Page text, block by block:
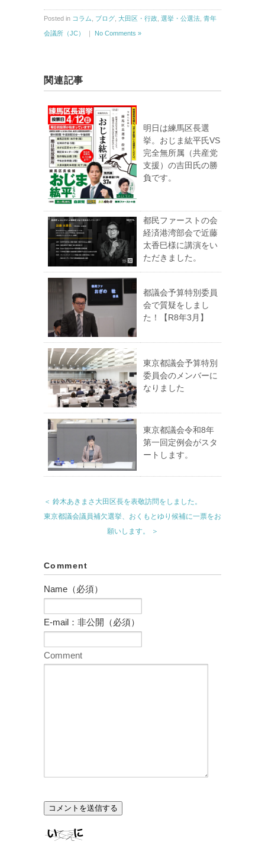
Posted in コラム ブログ 大田区・行政 選挙・公選法 青年
会議所（JC） ｜ No Comments »
関連記事
明日は練馬区長選
挙。おじま紘平氏VS
完全無所属（共産党
支援）の吉田氏の勝
負です。
都民ファーストの会
経済港湾部会で近藤
太香巳様に講演をい
ただきました。
都議会予算特別委員
会で質疑をしまし
た！【R8年3月】
東京都議会予算特別
委員会のメンバーに
なりました
東京都議会令和8年
第一回定例会がスタ
ートします。
＜ 鈴木あきまさ大田区長を表敬訪問をしました。
東京都議会議員補欠選挙、おくもとゆり候補に一票をお
願いします。 ＞
Comment
Name（必須）
E-mail：非公開（必須）
Comment